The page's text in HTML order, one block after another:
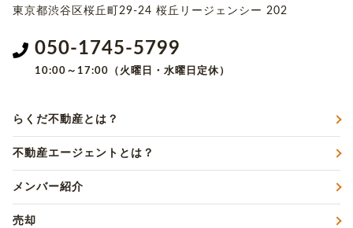
東京都渋谷区桜丘町29-24 桜丘リージェンシー 202
050-1745-5799
10:00～17:00（火曜日・水曜日定休）
らくだ不動産とは？
不動産エージェントとは？
メンバー紹介
売却